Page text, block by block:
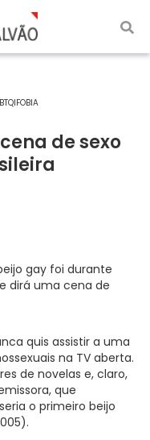
de sexo
gay foi durante
dirá uma cena de
quis assistir a uma
na TV aberta.
de novelas e, claro,
que
o primeiro beijo